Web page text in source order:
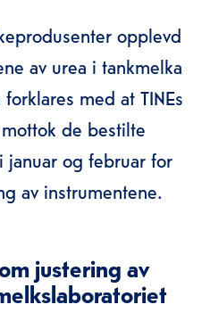
opplevd
av urea i tankmelka
med at TINEs
de bestilte
januar og februar for
av instrumentene.
justering av